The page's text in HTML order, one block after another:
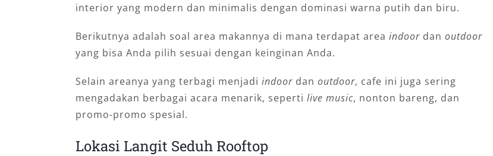
interior yang modern dan minimalis dengan dominasi warna putih dan biru.
Berikutnya adalah soal area makannya di mana terdapat area indoordan outdoor
yang bisa Anda pilih sesuai dengan keinginan Anda.
Selain areanya yang terbagi menjadi indoordan outdoor, cafe ini juga sering
mengadakan berbagai acara menarik, seperti live music, nonton bareng, dan
promo-promo spesial.
Lokasi Langit Seduh Rooftop